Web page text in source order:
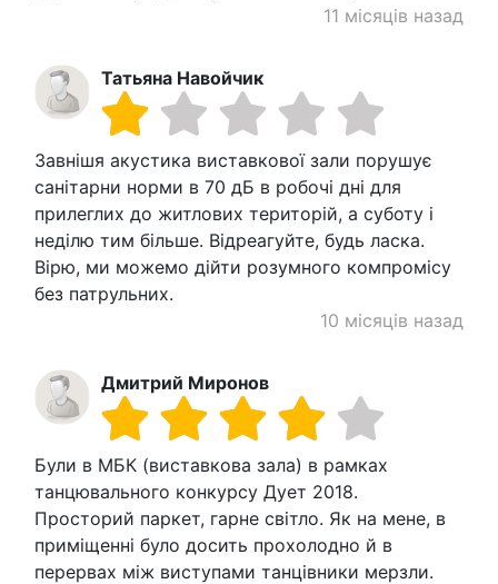
11 місяців назад
Татьяна Навойчик
Завнішя акустика виставкової зали порушує
санітарни норми в 70 дБ в робочі дні для
прилеглих до житлових територій, а суботу і
неділю тим більше. Відреагуйте, будь ласка.
Вірю, ми можемо дійти розумного компромісу
без патрульних.
10 місяців назад
Дмитрий Миронов
Були в МБК (виставкова зала) в рамках
танцювального конкурсу Дует 2018.
Просторий паркет, гарне світло. Як на мене, в
приміщенні було досить прохолодно й в
перервах між виступами танцівники мерзли.